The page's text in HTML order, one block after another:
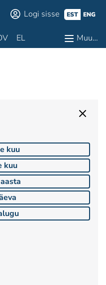
Logi sisse EST ENG
EL Muu…
kuu
kuu